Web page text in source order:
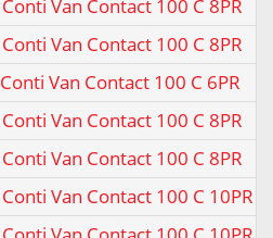
Van Contact 100 C 8PR
Van Contact 100 C 8PR
Van Contact 100 C 6PR
Van Contact 100 C 8PR
Van Contact 100 C 8PR
Van Contact 100 C 10PR